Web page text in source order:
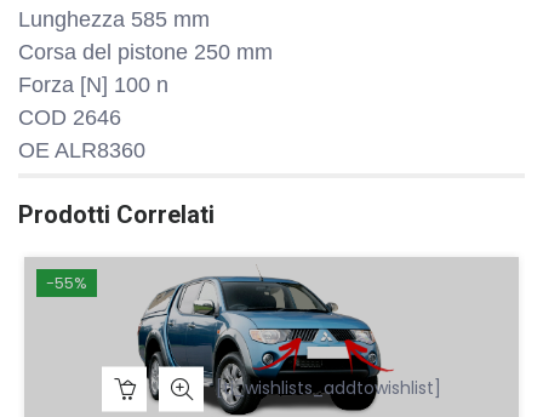
Lunghezza 585 mm
Corsa del pistone 250 mm
Forza [N] 100 n
COD 2646
OE ALR8360
Prodotti Correlati
-55%
[ti_wishlists_addtowishlist]